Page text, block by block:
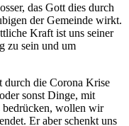
das Gott dies durch
der Gemeinde wirkt.
Kraft ist uns seiner
zu sein und um
durch die Corona Krise
sonst Dinge, mit
bedrücken, wollen wir
Er aber schenkt uns